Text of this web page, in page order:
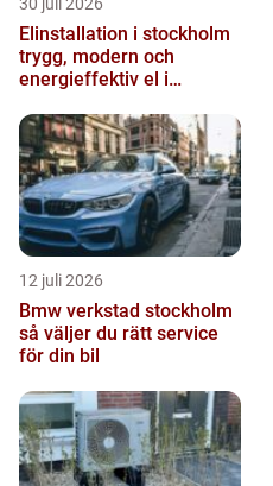
Elinstallation i stockholm
trygg, modern och
energieffektiv el i
12 juli 2026
Bmw verkstad stockholm
så väljer du rätt service
för din bil